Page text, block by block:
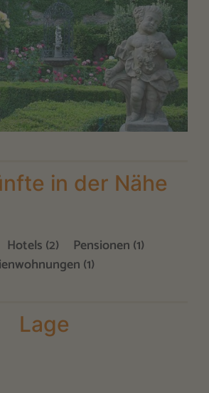
in der Nähe
Hotels (2)
Pensionen (1)
(1)
Lage